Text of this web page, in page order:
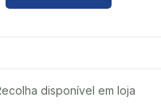
disponível em loja